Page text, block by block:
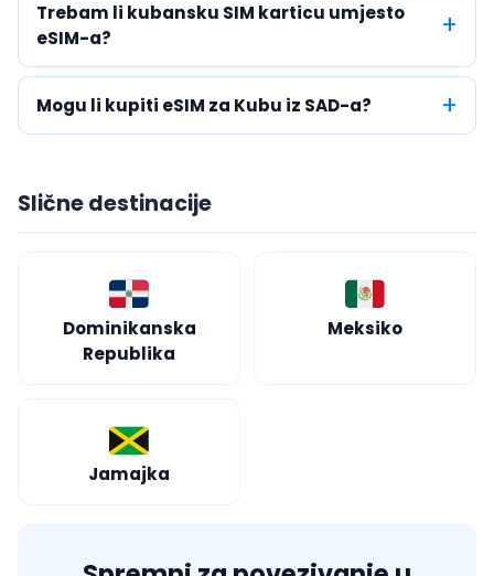
Trebam li kubansku SIM karticu umjesto
eSIM-a?
Mogu li kupiti eSIM za Kubu iz SAD-a?
Slične destinacije
Dominikanska
Republika
Meksiko
Jamajka